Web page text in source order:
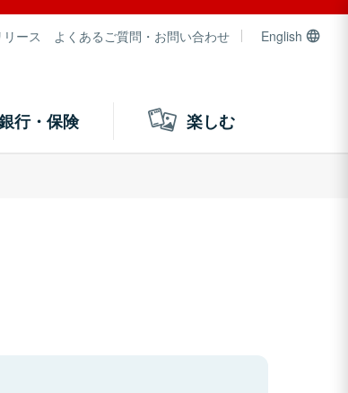
ース よくあるご質問・お問い合わせ English
行・保険 楽しむ